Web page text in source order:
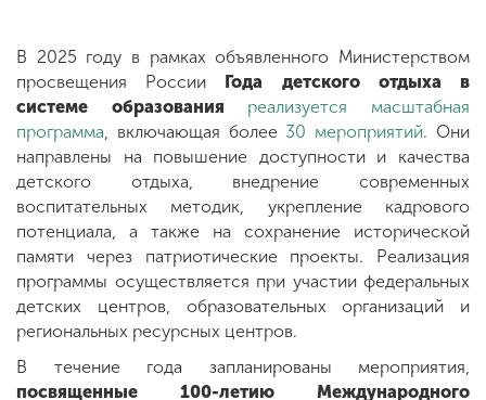
Приемная
комиссия
+7 (831) 262-26-20
В 2025 году в рамках объявленного Министерством
просвещения России
Года детского отдыха в
системе образования
реализуется масштабная
программа, включающая более 30 мероприятий. Они
направлены на повышение доступности и качества
детского отдыха, внедрение современных
воспитательных методик, укрепление кадрового
потенциала, а также на сохранение исторической
памяти через патриотические проекты. Реализация
программы осуществляется при участии федеральных
детских центров, образовательных организаций и
региональных ресурсных центров.
В течение года запланированы мероприятия,
посвященные 100-летию Международного